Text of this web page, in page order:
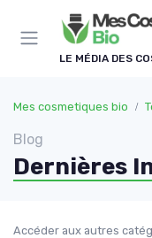
LE MÉDIA DES
Mes cosmetiques bio
Blog
Dernières
Accéder aux autres
Panneau de gestion